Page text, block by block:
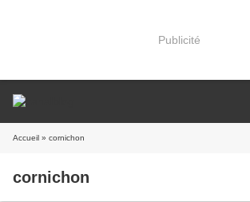
Publicité
Accueil » cornichon
cornichon